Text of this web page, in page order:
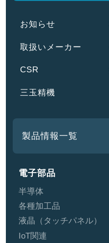
お知らせ
取扱いメーカー
CSR
三玉精機
製品情報一覧
電子部品
半導体
各種加工品
液晶（タッチパネル）
IoT関連